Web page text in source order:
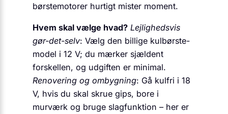
børstemotorer hurtigt mister moment.
Hvem skal vælge hvad? Lejlighedsvis
gør-det-selv: Vælg den billige kulbørste-
model i 12 V; du mærker sjældent
forskellen, og udgiften er minimal.
Renovering og ombygning: Gå kulfri i 18
V, hvis du skal skrue gips, bore i
murværk og bruge slagfunktion – her er